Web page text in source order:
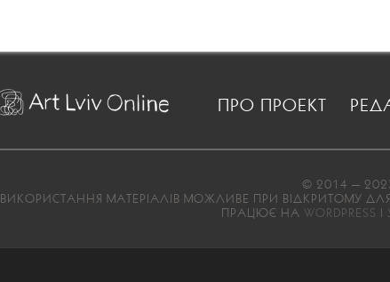
ПРО ПРОЕКТ
© 2014 —
ВИКОРИСТАННЯ МАТЕРІАЛІВ МОЖЛИВЕ ПРИ ВІДКРИТОМУ
ПРАЦЮЄ НА WORDPRESS |